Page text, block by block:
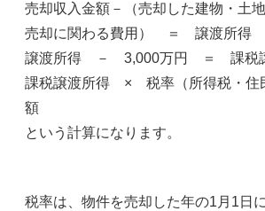
売却収入金額－（売却した建物・土
売却に関わる費用） ＝ 譲渡所得
譲渡所得 － 3,000万円 ＝ 課税
課税譲渡所得 × 税率（所得税・
額
という計算になります。
税率は、物件を売却した年の1月1日